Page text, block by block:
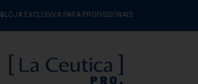
🔒LOJA EXCLUSIVA PARA PROFISSIONAIS